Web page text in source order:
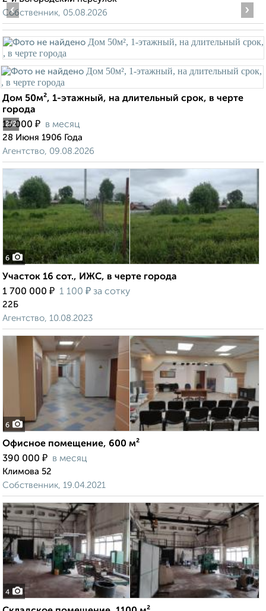
Собственник, 05.08.2026
2/2
‹ ›
Дом 50м², 1-этажный, на длительный срок, в черте
города
15 000 ₽ в месяц
28 Июня 1906 Года
Агентство, 09.08.2026
6
Участок 16 сот., ИЖС, в черте города
1 700 000 ₽ 1 100 ₽ за сотку
22Б
Агентство, 10.08.2023
6
Офисное помещение, 600 м²
390 000 ₽ в месяц
Климова 52
Собственник, 19.04.2021
4